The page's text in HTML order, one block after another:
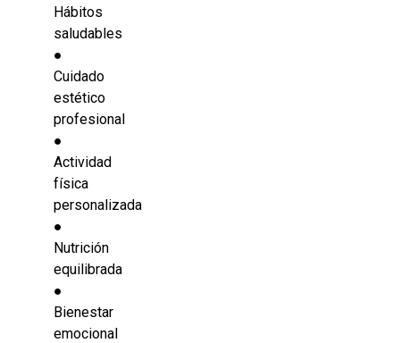
Hábitos
saludables
●
Cuidado
estético
profesional
●
Actividad
física
personalizada
●
Nutrición
equilibrada
●
Bienestar
emocional